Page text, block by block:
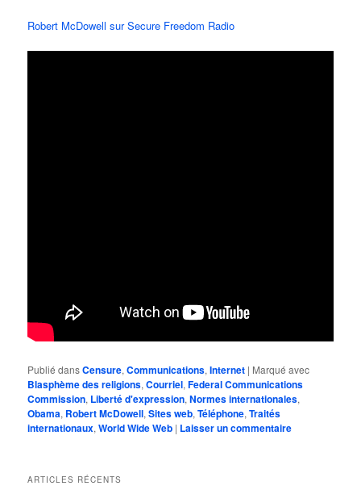
Robert McDowell sur Secure Freedom Radio
Publié dansCensure,Communications,Internet | Marqué avec
Blasphème des religions,Courriel,Federal Communications
Commission, Liberté d'expression,Normes internationales,
Obama, Robert McDowell,Sites web,Téléphone,Traités
internationaux,World Wide Web | Laisser un commentaire
ARTICLES RÉCENTS